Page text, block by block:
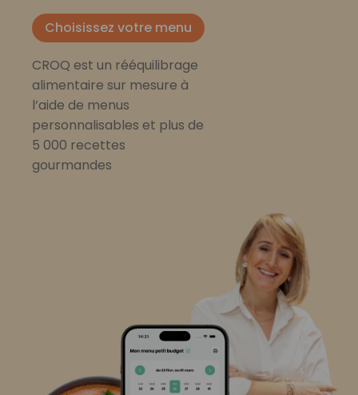
Choisissez votre menu
CROQ est un rééquilibrage
alimentaire sur mesure à
l’aide de menus
personnalisables et plus de
5 000 recettes
gourmandes